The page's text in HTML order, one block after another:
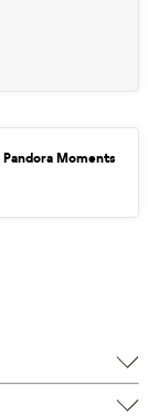
Pandora Moments